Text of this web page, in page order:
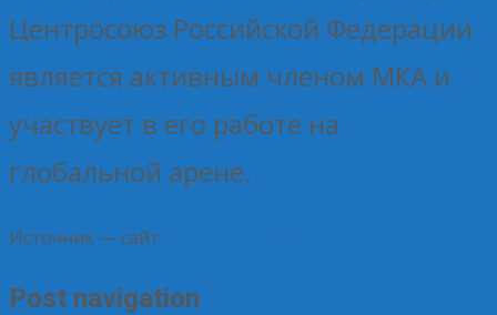
Центросоюз Российской Федерации
является активным членом МКА и
участвует в его работе на
глобальной арене.
Источник — сайт .
Post navigation